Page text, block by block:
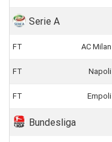
Serie A
FT AC Milan
FT Napoli
FT Empoli
Bundesliga